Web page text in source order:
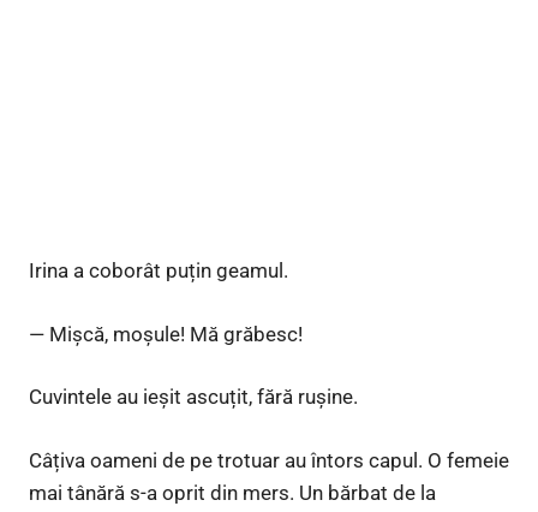
Irina a coborât puțin geamul.
— Mișcă, moșule! Mă grăbesc!
Cuvintele au ieșit ascuțit, fără rușine.
Câțiva oameni de pe trotuar au întors capul. O femeie
mai tânără s-a oprit din mers. Un bărbat de la